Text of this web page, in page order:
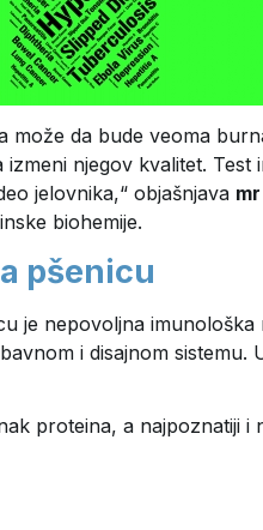
može da bude veoma
izmeni njegov kvalitet.
jelovnika,“ objašnjava
biohemije.
pšenicu
je nepovoljna imunološka
i disajnom
proteina, a najpoznatiji i